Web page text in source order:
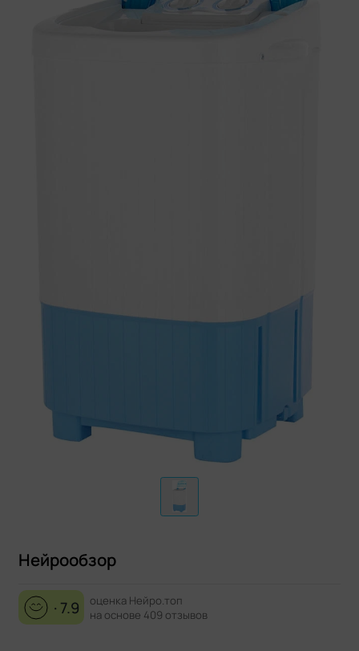
Нейрообзор
· 7.9
оценка Нейро.топ
на основе 409 отзывов